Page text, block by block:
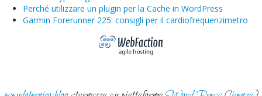
Perché utilizzare un plugin per la Cache in WordPress
Garmin Forerunner 225: consigli per il cardiofrequenzimetro